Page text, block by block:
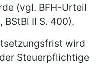
(vgl. BFH-Urteil
BStBl II S. 400).
wird
Steuerpflichtige